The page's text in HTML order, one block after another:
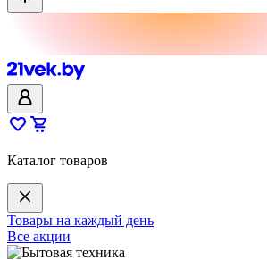
Каталог товаров
Товары на каждый день
Все акции